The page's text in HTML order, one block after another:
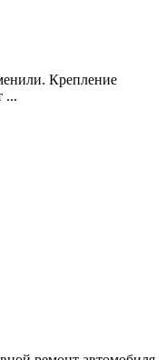
Крепление
...